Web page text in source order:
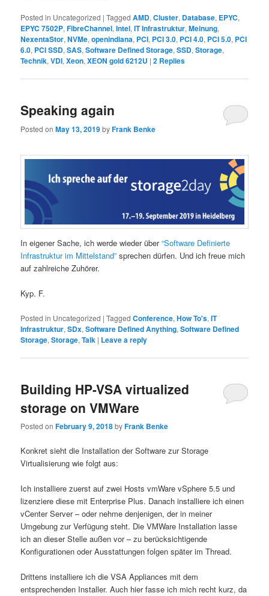
Posted in Uncategorized |Tagged AMD,Cluster, Database, EPYC,
EPYC 7502P,FibreChannel,Intel,IT Infrastruktur,Meinung,
NexentaStor,NVMe,openindiana, PCI, PCI 3.0, PCI 4.0, PCI 5.0, PCI
6.0, PCI SSD,SAS,Software Defined Storage,SSD,Storage,
Technik,VDI,Xeon,XEON gold 6212U |2 Replies
Speaking again
Posted onMay 13, 2019byFrank Benke
In eigener Sache, ich werde wieder über“Software Definierte
Infrastruktur im Mittelstand” sprechen dürfen. Und ich freue mich
auf zahlreiche Zuhörer.
Kyp. F.
Posted in Uncategorized |Tagged Conference,How To's,IT
Infrastruktur,SDx,Software Defined Anything,Software Defined
Storage,Storage,Talk | Leave a reply
Building HP-VSA virtualized
storage on VMWare
Posted onFebruary 9, 2018byFrank Benke
Konkret sieht die Installation der Software zur Storage
Virtualisierung wie folgt aus:
Ich installiere zuerst auf zwei Hosts vmWare vSphere 5.5 und
lizenziere diese mit Enterprise Plus. Danach installiere ich einen
vCenter Server – oder nehme denjenigen, der in meiner
Umgebung zur Verfügung steht. Die VMWare Installation lasse
ich an dieser Stelle außen vor – zu berücksichtigende
Konfigurationen oder Ausstattungen folgen später im Thread.
Drittens installiere ich die VSA Appliances mit dem
entsprechenden Installer. Auch hier fasse ich mich recht kurz, da